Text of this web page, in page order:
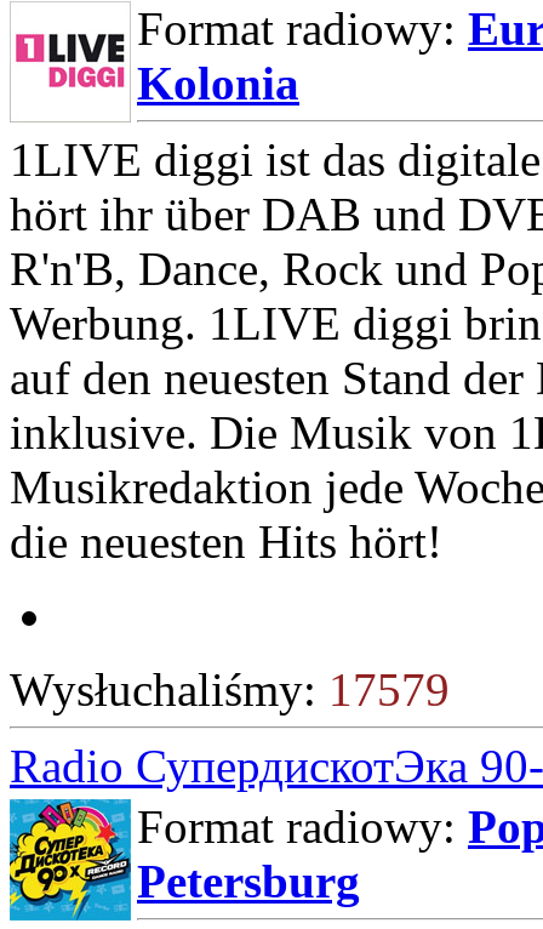
Format radiowy:
Kolonia
1LIVE diggi ist das
hört ihr über DAB und
R'n'B, Dance, Rock und
Werbung. 1LIVE diggi
auf den neuesten Stand
inklusive. Die Musik von
Musikredaktion jede
die neuesten Hits hört!
Wysłuchaliśmy: 17579
Radio СупердискотЭка
Format radiowy:
Petersburg